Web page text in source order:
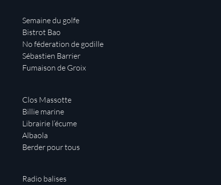
Semaine du golfe
Bistrot Bao
No féderation de godille
Sébastien Barrier
Fumaison de Groix
Clos Massotte
Billie marine
Librairie l’écume
Albaola
Berder pour tous
Radio balises